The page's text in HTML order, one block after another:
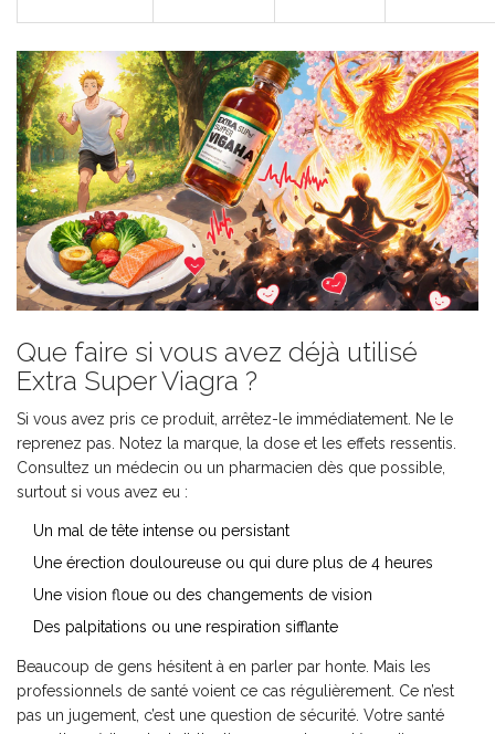
Que faire si vous avez déjà utilisé
Extra Super Viagra ?
Si vous avez pris ce produit, arrêtez-le immédiatement. Ne le
reprenez pas. Notez la marque, la dose et les effets ressentis.
Consultez un médecin ou un pharmacien dès que possible,
surtout si vous avez eu :
Un mal de tête intense ou persistant
Une érection douloureuse ou qui dure plus de 4 heures
Une vision floue ou des changements de vision
Des palpitations ou une respiration sifflante
Beaucoup de gens hésitent à en parler par honte. Mais les
professionnels de santé voient ce cas régulièrement. Ce n’est
pas un jugement, c’est une question de sécurité. Votre santé